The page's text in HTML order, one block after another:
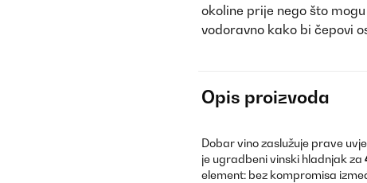
okoline prije nego što
vodoravno kako bi čepovi
Opis proizvoda
Dobar vino zaslužuje prave
je ugradbeni vinski hladnjak za
element: bez kompromisa